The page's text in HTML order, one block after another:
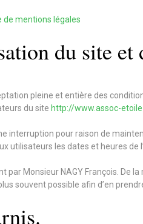
de mentions légales
du site et
pleine et entière des
du site http://www.assoc-
interruption pour raison de
utilisateurs les dates et heures de
par Monsieur NAGY François. De
souvent possible afin d’en